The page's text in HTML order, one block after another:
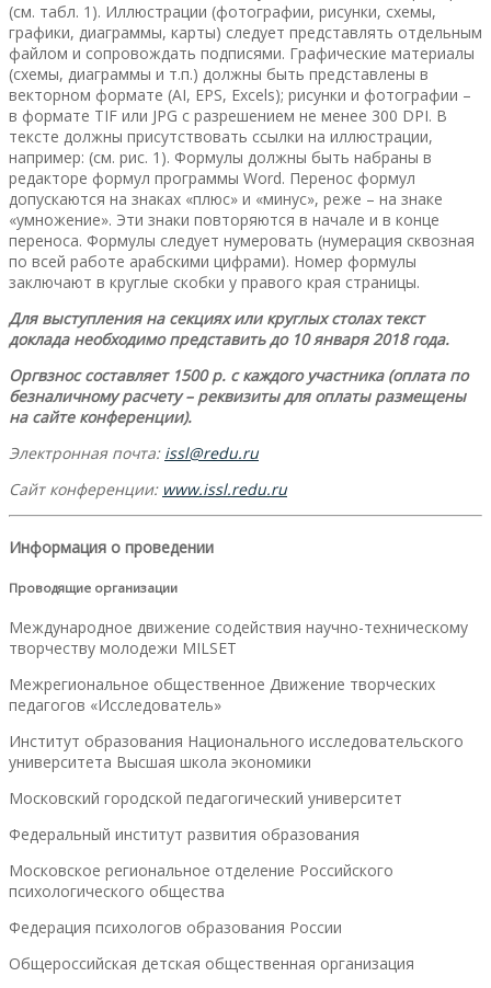
(см. табл. 1). Иллюстрации (фотографии, рисунки, схемы,
графики, диаграммы, карты) следует представлять отдельным
файлом и сопровождать подписями. Графические материалы
(схемы, диаграммы и т.п.) должны быть представлены в
векторном формате (AI, EPS, Excels); рисунки и фотографии –
в формате TIF или JPG с разрешением не менее 300 DРI. В
тексте должны присутствовать ссылки на иллюстрации,
например: (см. рис. 1). Формулы должны быть набраны в
редакторе формул программы Word. Перенос формул
допускаются на знаках «плюс» и «минус», реже – на знаке
«умножение». Эти знаки повторяются в начале и в конце
переноса. Формулы следует нумеровать (нумерация сквозная
по всей работе арабскими цифрами). Номер формулы
заключают в круглые скобки у правого края страницы.
Для выступления на секциях или круглых столах текст
доклада необходимо представить до 10 января 2018 года.
Оргвзнос составляет 1500 р. с каждого участника (оплата по
безналичному расчету – реквизиты для оплаты размещены
на сайте конференции).
Электронная почта: issl@redu.ru
Сайт конференции: www.issl.redu.ru
Информация о проведении
Проводящие организации
Международное движение содействия научно-техническому
творчеству молодежи MILSET
Межрегиональное общественное Движение творческих
педагогов «Исследователь»
Институт образования Национального исследовательского
университета Высшая школа экономики
Московский городской педагогический университет
Федеральный институт развития образования
Московское региональное отделение Российского
психологического общества
Федерация психологов образования России
Общероссийская детская общественная организация